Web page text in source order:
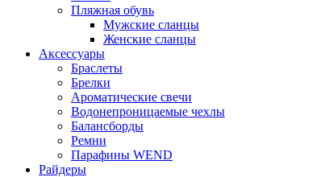
Пляжная обувь
Мужские сланцы
Женские сланцы
Аксессуары
Браслеты
Брелки
Ароматические свечи
Водонепроницаемые чехлы
Балансборды
Ремни
Парафины WEND
Райдеры